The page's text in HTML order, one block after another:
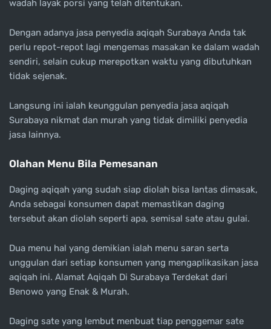
wadah layak porsi yang telah ditentukan.
Dengan adanya jasa penyedia aqiqah Surabaya Anda tak
perlu repot-repot lagi mengemas masakan ke dalam wadah
sendiri, selain cukup merepotkan waktu yang dibutuhkan
tidak sejenak.
Langsung ini ialah keunggulan penyedia jasa aqiqah
Surabaya nikmat dan murah yang tidak dimiliki penyedia
jasa lainnya.
Olahan Menu Bila Pemesanan
Daging aqiqah yang sudah siap diolah bisa lantas dimasak,
Anda sebagai konsumen dapat memastikan daging
tersebut akan diolah seperti apa, semisal sate atau gulai.
Dua menu hal yang demikian ialah menu saran serta
unggulan dari setiap konsumen yang mengaplikasikan jasa
aqiqah ini. Alamat Aqiqah Di Surabaya Terdekat dari
Benowo yang Enak & Murah.
Daging sate yang lembut menbuat tiap penggemar sate